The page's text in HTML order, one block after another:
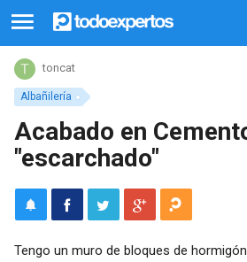
Albañilería
toncat
Acabado en
"escarchado"
Tengo un muro de bloques de